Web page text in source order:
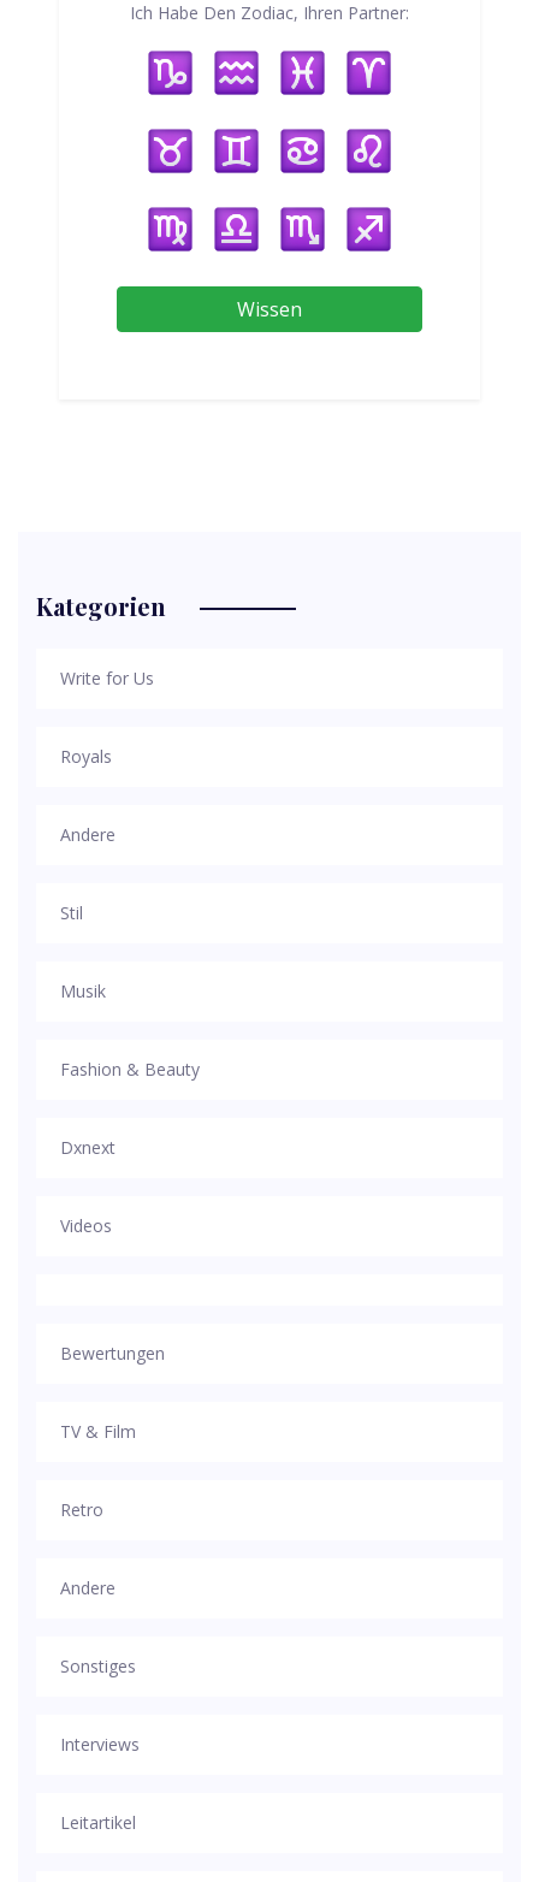
Ich Habe Den Zodiac, Ihren Partner:
Wissen
Kategorien
Write for Us
Royals
Andere
Stil
Musik
Fashion & Beauty
Dxnext
Videos
Bewertungen
TV & Film
Retro
Andere
Sonstiges
Interviews
Leitartikel